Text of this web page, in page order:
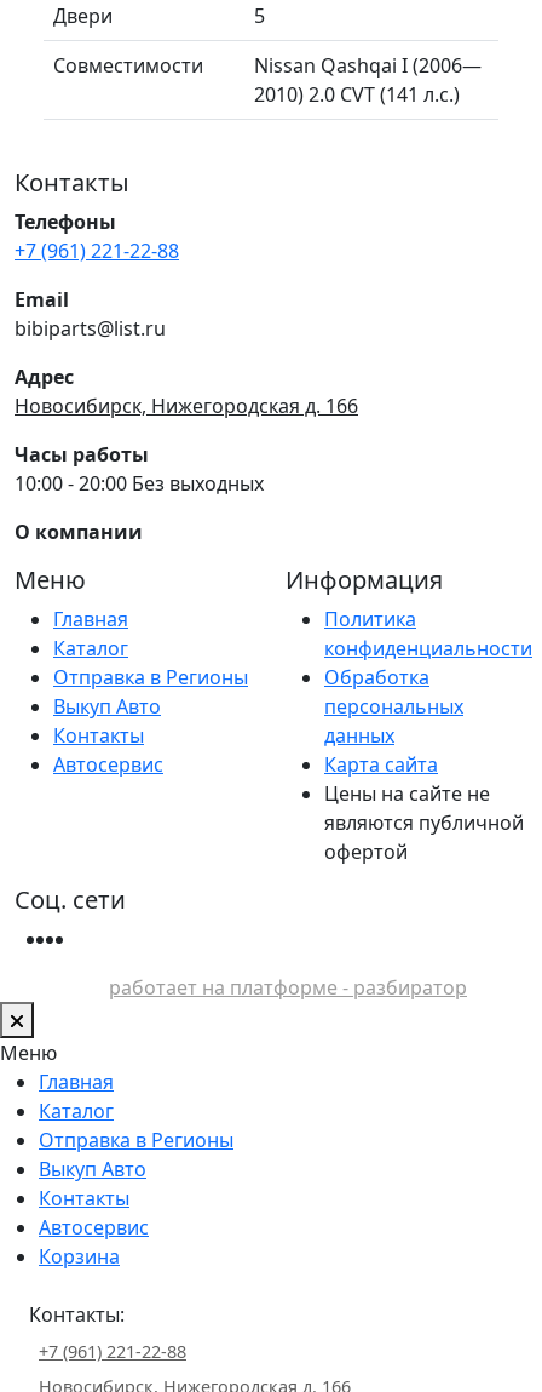
Двери
5
Совместимости
Nissan Qashqai I (2006—
2010) 2.0 CVT (141 л.с.)
Контакты
Телефоны
+7 (961) 221-22-88
Email
bibiparts@list.ru
Адрес
Новосибирск, Нижегородская д. 166
Часы работы
10:00 - 20:00 Без выходных
О компании
Меню
Главная
Каталог
Отправка в Регионы
Выкуп Авто
Контакты
Автосервис
Информация
Политика
конфиденциальности
Обработка
персональных
данных
Карта сайта
Цены на сайте не
являются публичной
офертой
Соц. сети
работает на платформе - разбиратор
Меню
Главная
Каталог
Отправка в Регионы
Выкуп Авто
Контакты
Автосервис
Корзина
Контакты:
+7 (961) 221-22-88
Новосибирск, Нижегородская д. 166